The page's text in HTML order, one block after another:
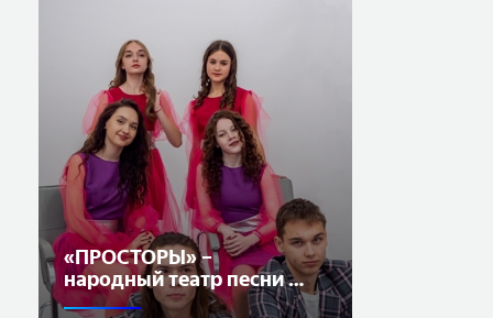
«ПРОСТОРЫ» –
народный театр песни и
музыки